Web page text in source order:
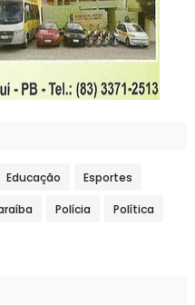
Educação Esportes
Polícia Política